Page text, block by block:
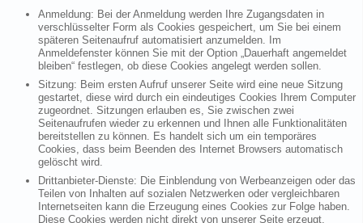
Anmeldung: Bei der Anmeldung werden Ihre Zugangsdaten in
verschlüsselter Form als Cookies gespeichert, um Sie bei einem
späteren Seitenaufruf automatisiert anzumelden. Im
Anmeldefenster können Sie mit der Option „Dauerhaft angemeldet
bleiben“ festlegen, ob diese Cookies angelegt werden sollen.
Sitzung: Beim ersten Aufruf unserer Seite wird eine neue Sitzung
gestartet, diese wird durch ein eindeutiges Cookies Ihrem Computer
zugeordnet. Sitzungen erlauben es, Sie zwischen zwei
Seitenaufrufen wieder zu erkennen und Ihnen alle Funktionalitäten
bereitstellen zu können. Es handelt sich um ein temporäres
Cookies, dass beim Beenden des Internet Browsers automatisch
gelöscht wird.
Drittanbieter-Dienste: Die Einblendung von Werbeanzeigen oder das
Teilen von Inhalten auf sozialen Netzwerken oder vergleichbaren
Internetseiten kann die Erzeugung eines Cookies zur Folge haben.
Diese Cookies werden nicht direkt von unserer Seite erzeugt,